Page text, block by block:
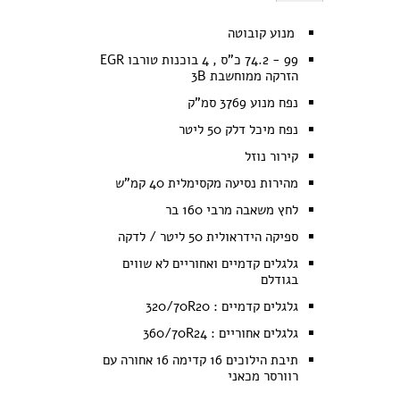
מנוע קובוטה
99 - 74.2 כ"ס , 4 בוכנות טורבו EGR
הזרקה ממוחשבת 3B
נפח מנוע 3769 סמ"ק
נפח מיכל דלק 50 ליטר
קירור נוזל
מהירות נסיעה מקסימלית 40 קמ"ש
לחץ משאבה מרבי 160 בר
ספיקה הידראולית 50 ליטר / לדקה
גלגלים קדמיים ואחוריים לא שווים
בגודלם
גלגלים קדמיים : 320/70R20
גלגלים אחוריים : 360/70R24
תיבת הילוכים 16 קדימה 16 אחורה עם
רוורסר מכאני